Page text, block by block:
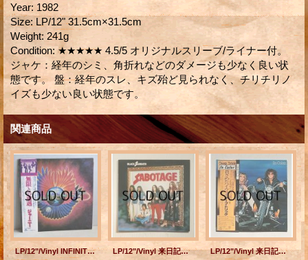
Year: 1982
Size: LP/12" 31.5cm×31.5cm
Weight: 241g
Condition: ★★★★★ 4.5/5 オリジナルスリーブ/ライナー付。
ジャケ：経年のシミ、角折れなどのダメージも少なく良い状
態です。 盤：経年のスレ、キズ殆ど見られなく、チリチリノ
イズも少ない良い状態です。
関連商品
LP/12"/Vinyl INFINITY 無限との遭遇 ジャーニー (1978) CBS SONY 帯、ライナー付 LP/12"/Vinyl 来日記念盤 サボタージュ ブラック・サバス (1980) nems 帯なし/ライナーノーツ＆歌詞カードあり LP/12"/Vinyl 来日記念盤 In Color 蒼ざめたハイウエイ チープ・トリック (1977) CBS SONY 帯、カラーフォト付ライナー（大貫憲章×渋谷陽一）